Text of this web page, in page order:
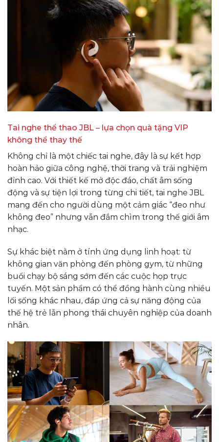
Tai nghe thể thao JBL – lựa chọn quà tặng VIP
không thể thay thế
Không chỉ là một chiếc tai nghe, đây là sự kết hợp
hoàn hảo giữa công nghệ, thời trang và trải nghiệm
đỉnh cao. Với thiết kế mở độc đáo, chất âm sống
động và sự tiện lợi trong từng chi tiết, tai nghe JBL
mang đến cho người dùng một cảm giác “đeo như
không đeo” nhưng vẫn đắm chìm trong thế giới âm
nhạc.
Sự khác biệt nằm ở tính ứng dụng linh hoạt: từ
không gian văn phòng đến phòng gym, từ những
buổi chạy bộ sáng sớm đến các cuộc họp trực
tuyến. Một sản phẩm có thể đồng hành cùng nhiều
lối sống khác nhau, đáp ứng cả sự năng động của
thế hệ trẻ lẫn phong thái chuyên nghiệp của doanh
nhân.